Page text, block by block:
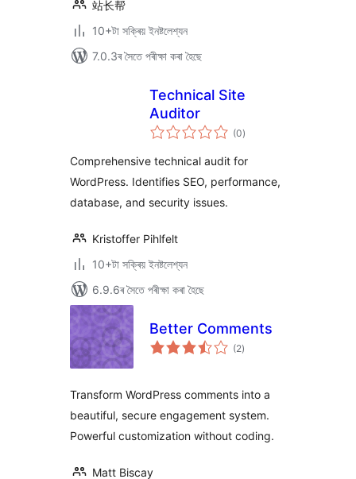
站长帮
10+টা সক্ৰিয় ইনষ্টলেশ্যন
7.0.3ৰ সৈতে পৰীক্ষা কৰা হৈছে
Technical Site
Auditor
(0টা
মুঠ)
Comprehensive technical audit for
WordPress. Identifies SEO, performance,
database, and security issues.
Kristoffer Pihlfelt
10+টা সক্ৰিয় ইনষ্টলেশ্যন
6.9.6ৰ সৈতে পৰীক্ষা কৰা হৈছে
Better Comments
(2টা
মুঠ)
Transform WordPress comments into a
beautiful, secure engagement system.
Powerful customization without coding.
Matt Biscay